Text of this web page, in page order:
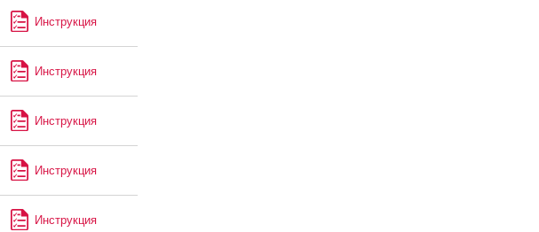
Инструкция
Инструкция
Инструкция
Инструкция
Инструкция